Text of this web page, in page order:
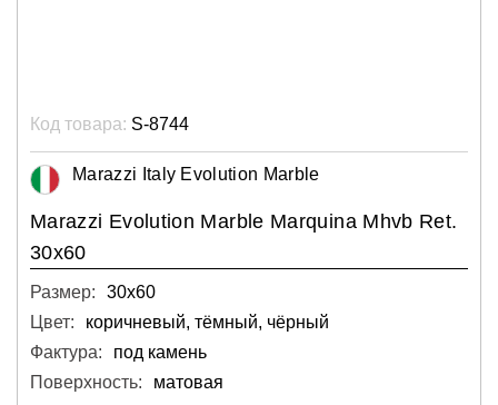
Код товара: S-8744
Marazzi Italy Evolution Marble
Marazzi Evolution Marble Marquina Mhvb Ret.
30x60
Размер:
30х60
Цвет:
коричневый, тёмный, чёрный
Фактура:
под камень
Поверхность:
матовая